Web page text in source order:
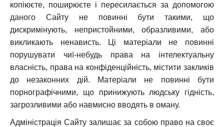
копіюєте, поширюєте і пересилається за допомогою
даного Сайту не повинні бути такими, що
дискримінують, непристойними, образливими, або
викликають ненависть. Ці матеріали не повинні
порушувати чиї-небудь права на інтелектуальну
власність, права на конфіденційність, містити закликів
до незаконних дій. Матеріали не повинні бути
порнографічними, що принижують людську гідність,
загрозливими або навмисно вводять в оману.
Адміністрація Сайту залишає за собою право на своє